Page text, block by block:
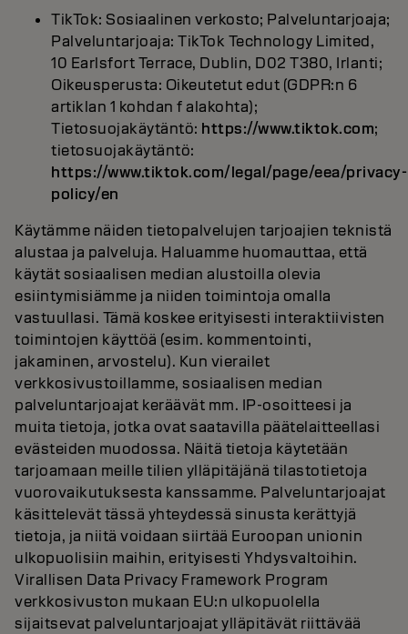
TikTok: Sosiaalinen verkosto; Palveluntarjoaja;
Palveluntarjoaja: TikTok Technology Limited,
10 Earlsfort Terrace, Dublin, D02 T380, Irlanti;
Oikeusperusta: Oikeutetut edut (GDPR:n 6
artiklan 1 kohdan f alakohta);
Tietosuojakäytäntö: https://www.tiktok.com;
tietosuojakäytäntö:
https://www.tiktok.com/legal/page/eea/privacy-
policy/en
Käytämme näiden tietopalvelujen tarjoajien teknistä
alustaa ja palveluja. Haluamme huomauttaa, että
käytät sosiaalisen median alustoilla olevia
esiintymisiämme ja niiden toimintoja omalla
vastuullasi. Tämä koskee erityisesti interaktiivisten
toimintojen käyttöä (esim. kommentointi,
jakaminen, arvostelu). Kun vierailet
verkkosivustoillamme, sosiaalisen median
palveluntarjoajat keräävät mm. IP-osoitteesi ja
muita tietoja, jotka ovat saatavilla päätelaitteellasi
evästeiden muodossa. Näitä tietoja käytetään
tarjoamaan meille tilien ylläpitäjänä tilastotietoja
vuorovaikutuksesta kanssamme. Palveluntarjoajat
käsittelevät tässä yhteydessä sinusta kerättyjä
tietoja, ja niitä voidaan siirtää Euroopan unionin
ulkopuolisiin maihin, erityisesti Yhdysvaltoihin.
Virallisen Data Privacy Framework Program
verkkosivuston mukaan EU:n ulkopuolella
sijaitsevat palveluntarjoajat ylläpitävät riittävää